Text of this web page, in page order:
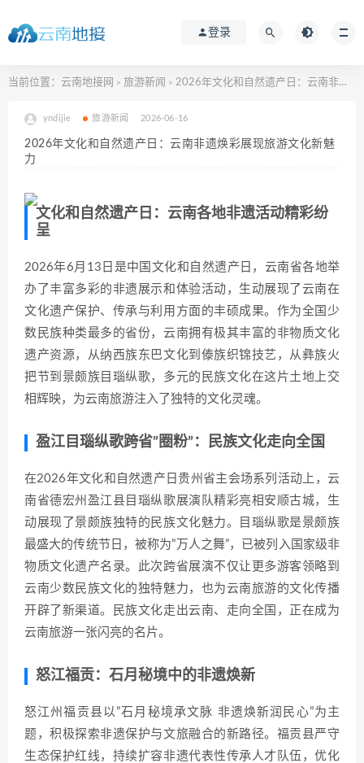
登录
当前位置： 云南地接网 > 旅游新闻 > 2026年文化和自然遗产日：云南非遗焕彩展现旅游文化新魅力
yndijie 旅游新闻 2026-06-16
2026年文化和自然遗产日：云南非遗焕彩展现旅游文化新魅
力
文化和自然遗产日：云南各地非遗活动精彩纷
呈
2026年6月13日是中国文化和自然遗产日，云南省各地举
办了丰富多彩的非遗展示和体验活动，生动展现了云南在
文化遗产保护、传承与利用方面的丰硕成果。作为全国少
数民族种类最多的省份，云南拥有极其丰富的非物质文化
遗产资源，从纳西族东巴文化到傣族织锦技艺，从彝族火
把节到景颇族目瑙纵歌，多元的民族文化在这片土地上交
相辉映，为云南旅游注入了独特的文化灵魂。
盈江目瑙纵歌跨省”圈粉”：民族文化走向全国
在2026年文化和自然遗产日贵州省主会场系列活动上，云
南省德宏州盈江县目瑙纵歌展演队精彩亮相安顺古城，生
动展现了景颇族独特的民族文化魅力。目瑙纵歌是景颇族
最盛大的传统节日，被称为”万人之舞”，已被列入国家级非
物质文化遗产名录。此次跨省展演不仅让更多游客领略到
云南少数民族文化的独特魅力，也为云南旅游的文化传播
开辟了新渠道。民族文化走出云南、走向全国，正在成为
云南旅游一张闪亮的名片。
怒江福贡：石月秘境中的非遗焕新
怒江州福贡县以”石月秘境承文脉 非遗焕新润民心”为主
题，积极探索非遗保护与文旅融合的新路径。福贡县严守
生态保护红线，持续扩容非遗代表性传承人才队伍，优化